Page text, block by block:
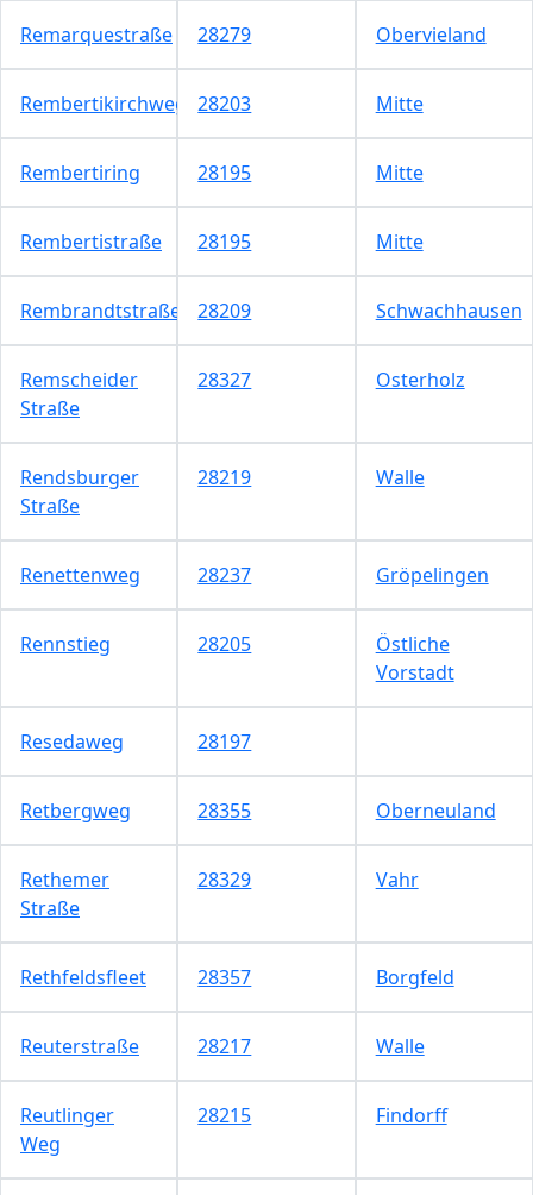
Remarquestraße 28279 Obervieland
Rembertikirchweg 28203 Mitte
Rembertiring 28195 Mitte
Rembertistraße 28195 Mitte
Rembrandtstraße 28209 Schwachhausen
Remscheider
Straße
28327 Osterholz
Rendsburger
Straße
28219 Walle
Renettenweg 28237 Gröpelingen
Rennstieg 28205
Östliche
Vorstadt
Resedaweg 28197
Retbergweg 28355 Oberneuland
Rethemer
Straße
28329 Vahr
Rethfeldsfleet 28357 Borgfeld
Reuterstraße 28217 Walle
Reutlinger
Weg
28215 Findorff